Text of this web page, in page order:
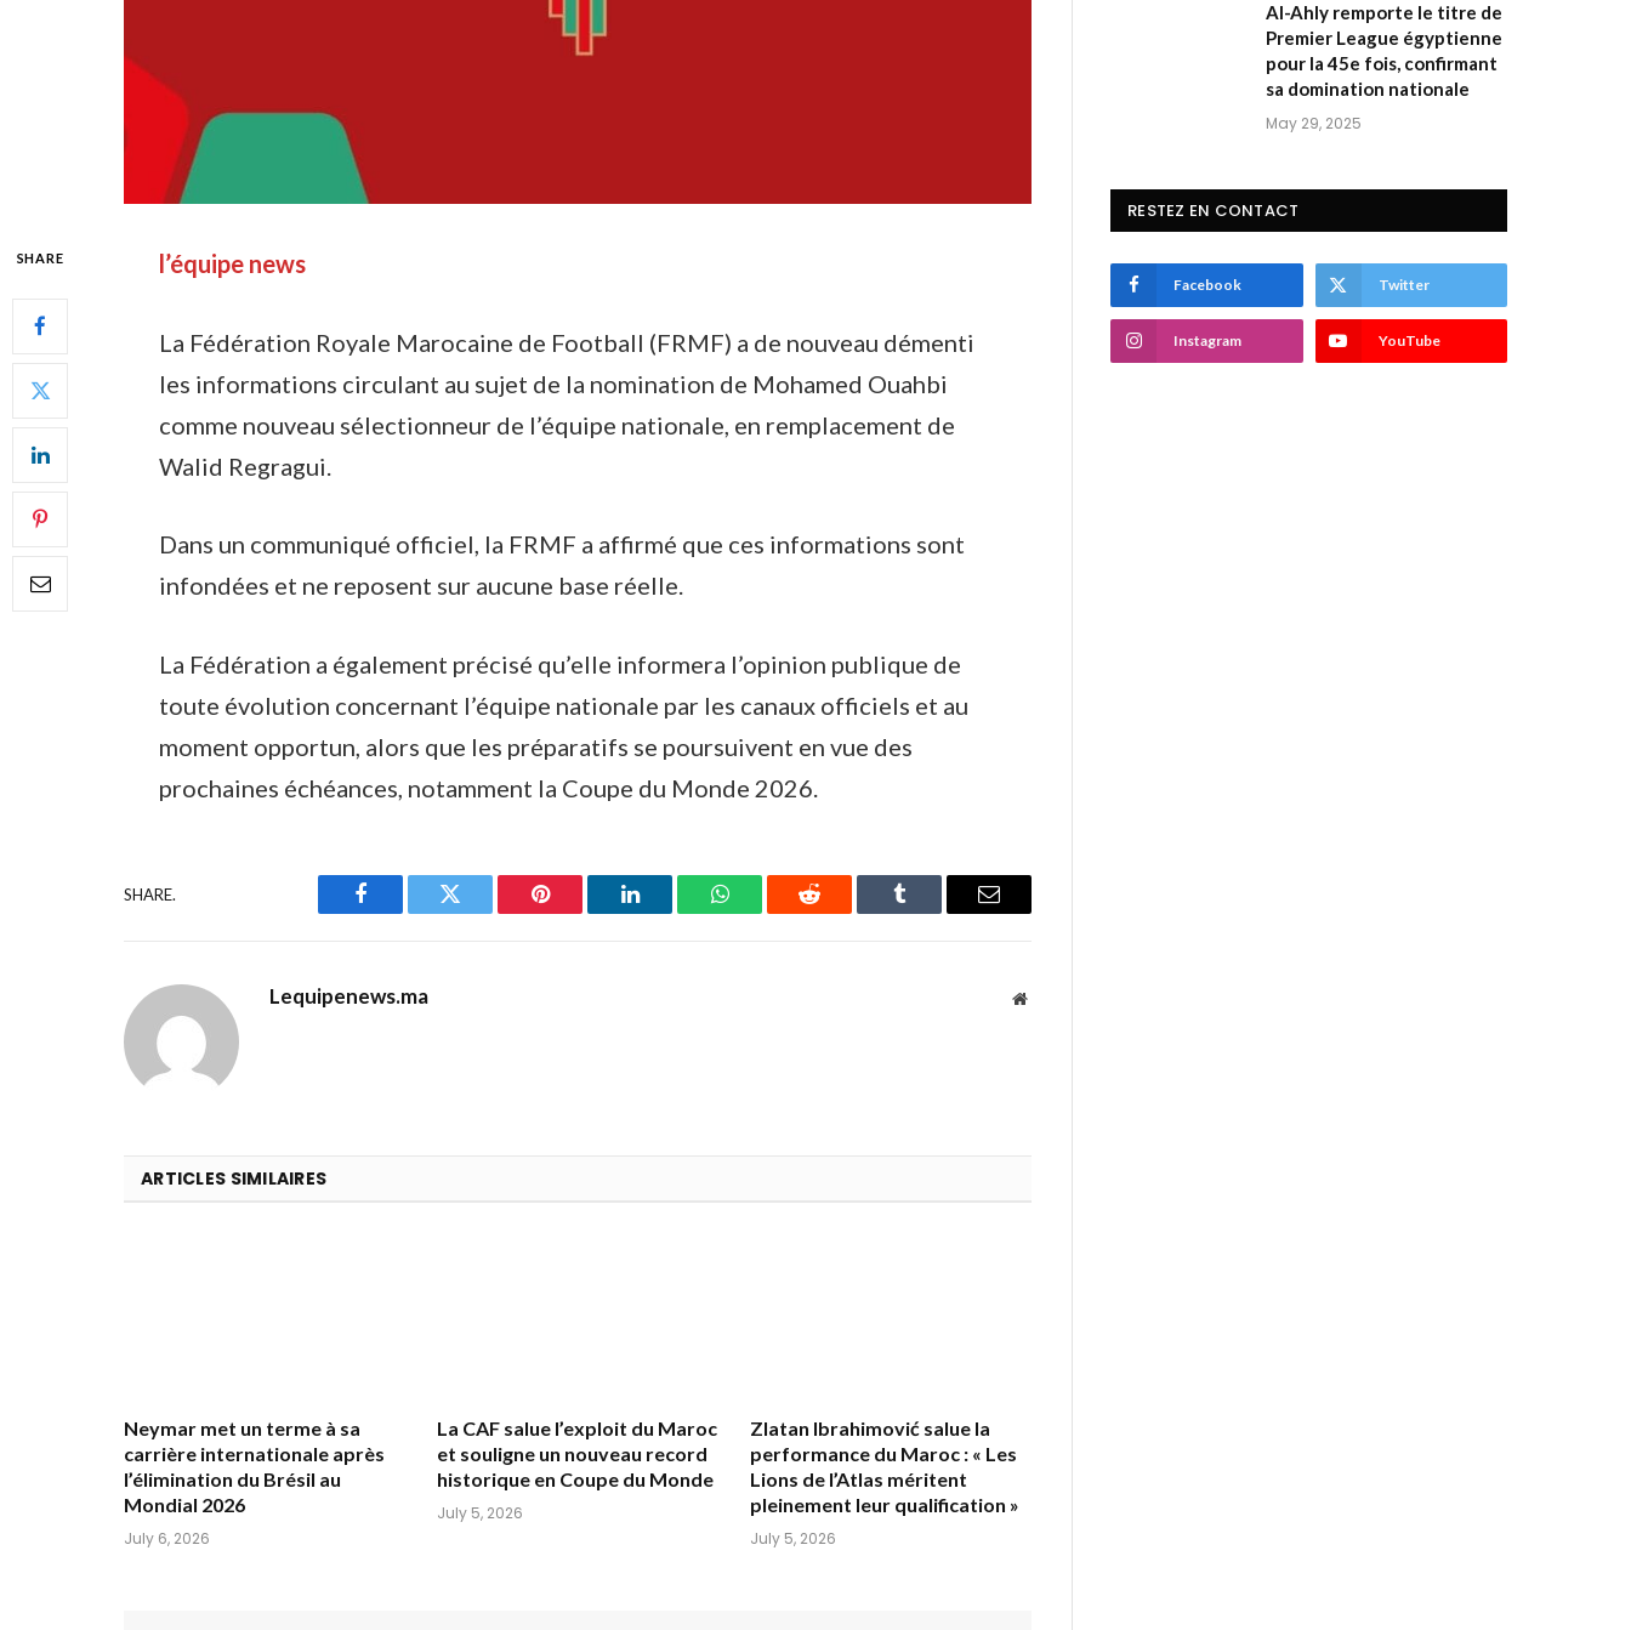
SHARE l’équipe news
La Fédération Royale Marocaine de Football (FRMF) a de nouveau démenti
les informations circulant au sujet de la nomination de Mohamed Ouahbi
comme nouveau sélectionneur de l’équipe nationale, en remplacement de
Walid Regragui.
Dans un communiqué officiel, la FRMF a affirmé que ces informations sont
infondées et ne reposent sur aucune base réelle.
La Fédération a également précisé qu’elle informera l’opinion publique de
toute évolution concernant l’équipe nationale par les canaux officiels et au
moment opportun, alors que les préparatifs se poursuivent en vue des
prochaines échéances, notamment la Coupe du Monde 2026.
SHARE.
Facebook Twitter Pinterest LinkedIn WhatsAppReddit Tumblr Email
Lequipenews.ma Website
ARTICLES SIMILAIRES
Neymar met un terme à sa
carrière internationale après
l’élimination du Brésil au
Mondial 2026
July 6, 2026
La CAF salue l’exploit du Maroc
et souligne un nouveau record
historique en Coupe du Monde
July 5, 2026
Zlatan Ibrahimović salue la
performance du Maroc : « Les
Lions de l’Atlas méritent
pleinement leur qualification »
July 5, 2026
Al-Ahly remporte le titre de
Premier League égyptienne
pour la 45e fois, confirmant
sa domination nationale
May 29, 2025
RESTEZ EN CONTACT
Facebook Twitter
Instagram YouTube